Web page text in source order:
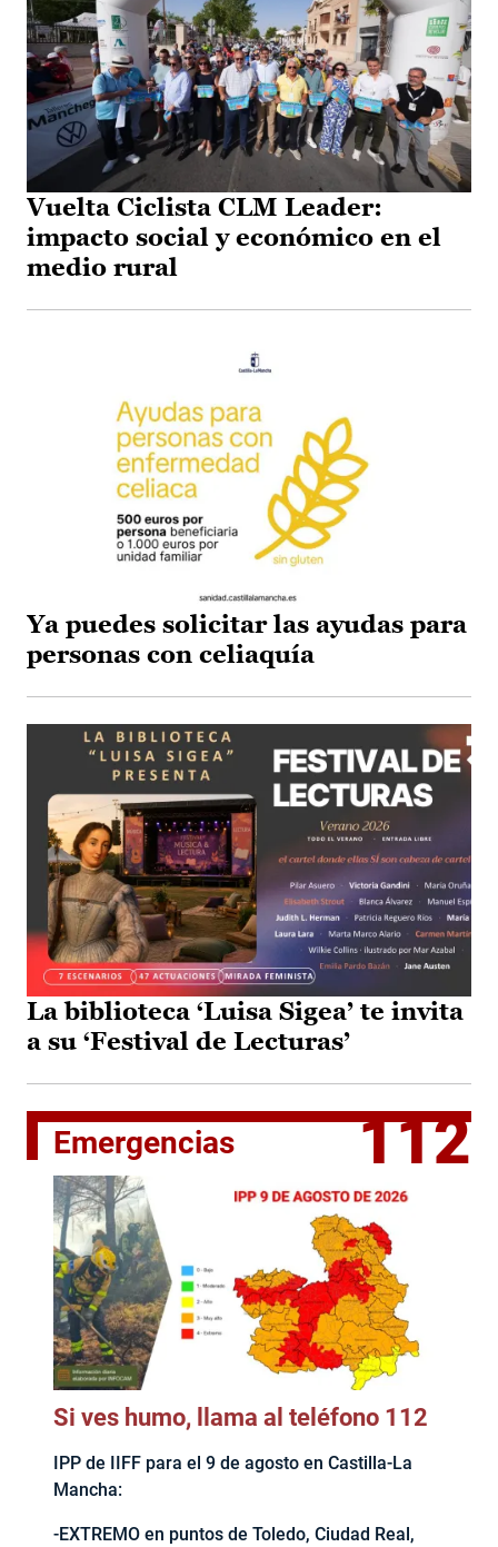
Vuelta Ciclista CLM Leader:
impacto social y económico en el
medio rural
Ya puedes solicitar las ayudas para
personas con celiaquía
La biblioteca ‘Luisa Sigea’ te invita
a su ‘Festival de Lecturas’
Emergencias 112
Si ves humo, llama al teléfono 112
IPP de IIFF para el 9 de agosto en Castilla-La
Mancha:
-EXTREMO en puntos de Toledo, Ciudad Real,